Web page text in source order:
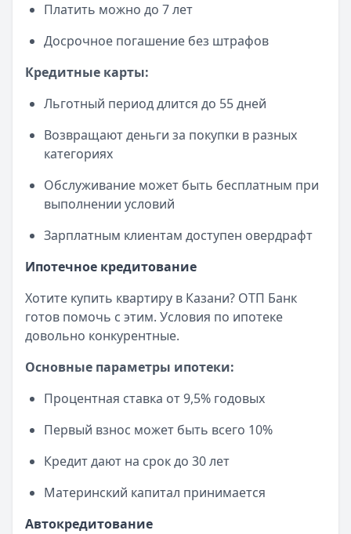
Платить можно до 7 лет
Досрочное погашение без штрафов
Кредитные карты:
Льготный период длится до 55 дней
Возвращают деньги за покупки в разных
категориях
Обслуживание может быть бесплатным при
выполнении условий
Зарплатным клиентам доступен овердрафт
Ипотечное кредитование
Хотите купить квартиру в Казани? ОТП Банк
готов помочь с этим. Условия по ипотеке
довольно конкурентные.
Основные параметры ипотеки:
Процентная ставка от 9,5% годовых
Первый взнос может быть всего 10%
Кредит дают на срок до 30 лет
Материнский капитал принимается
Автокредитование